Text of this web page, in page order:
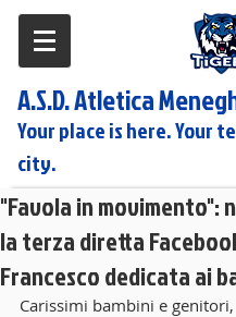
A.S.D. Atletica
Your place is here. Your
city.
"Favola in movimento":
la terza diretta
Francesco dedicata ai
Carissimi bambini e genitori,